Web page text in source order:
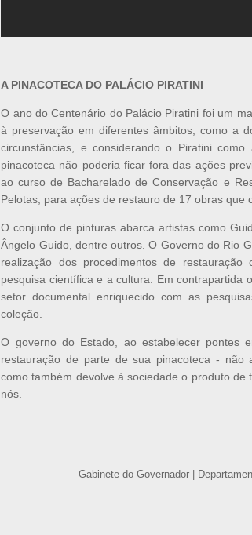
A PINACOTECA DO PALÁCIO PIRATINI
O ano do Centenário do Palácio Piratini foi um
à preservação em diferentes âmbitos, como a
circunstâncias, e considerando o Piratini
pinacoteca não poderia ficar fora das ações
ao curso de Bacharelado de Conservação e
Pelotas, para ações de restauro de 17 obras
O conjunto de pinturas abarca artistas como
Ângelo Guido, dentre outros. O Governo do Rio
realização dos procedimentos de
pesquisa científica e a cultura. Em contrapartida
setor documental enriquecido com as
coleção.
O governo do Estado, ao estabelecer pontes
restauração de parte de sua pinacoteca - não
como também devolve à sociedade o produto
nós.
Gabinete do Governador |